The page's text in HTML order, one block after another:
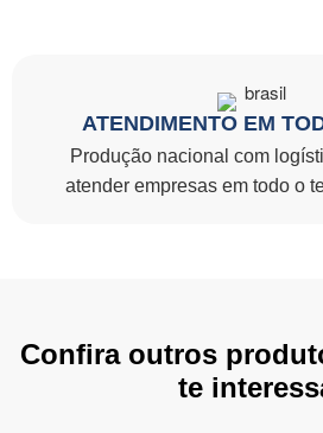
ATENDIMENTO EM
Produção nacional com
atender empresas em todo o
Confira outros
te